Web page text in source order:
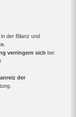
der Bilanz und
verringern sich bei
der